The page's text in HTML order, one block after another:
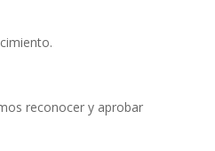
reconocer y aprobar